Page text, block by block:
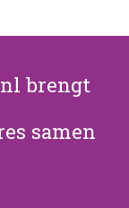
brengt
samen